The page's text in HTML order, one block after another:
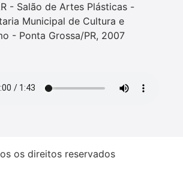
- Salão de Artes Plásticas -
Municipal de Cultura e
- Ponta Grossa/PR, 2007
os direitos reservados